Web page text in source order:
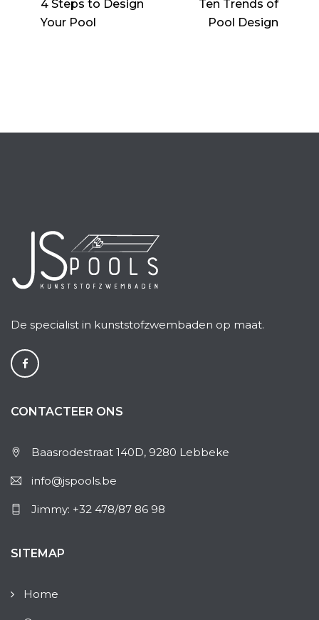
4 Steps to Design
Your Pool
Ten Trends of
Pool Design
De specialist in kunststofzwembaden op maat.
CONTACTEER ONS
Baasrodestraat 140D, 9280 Lebbeke
info@jspools.be
Jimmy: +32 478/87 86 98
SITEMAP
Home